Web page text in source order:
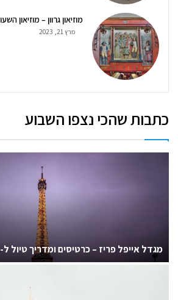
מוזיאון גרוון – מוזיאון
מרץ 21, 2023
כתבות שהכי נצפו השבוע
מגדל אייפל פריז – כרטיסים ומדריך טיול ל-2026